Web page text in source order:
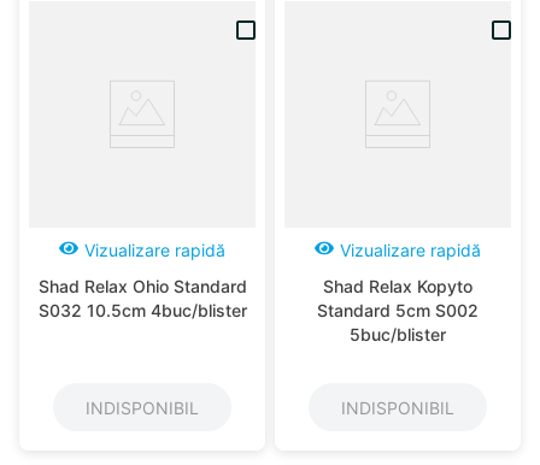
Vizualizare rapidă
Shad Relax Ohio Standard
S032 10.5cm 4buc/blister
INDISPONIBIL
Vizualizare rapidă
Shad Relax Kopyto
Standard 5cm S002
5buc/blister
INDISPONIBIL